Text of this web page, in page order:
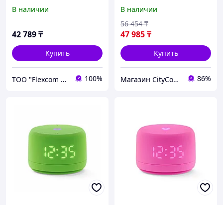
Фиолетовый
В наличии
42 789₸
Купить
ТОО "Flexcom LTD" 100%
В наличии
47 985₸
56 454 ₸
Купить
Магазин CityCom.kz +7-727-250-1209 86%